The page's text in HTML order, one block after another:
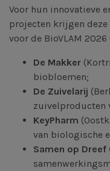
Voor hun innovatieve
projecten krijgen
voor de BioVLAM
De Makker
biobloemen;
De Zuivelarij
zuivelproducten
KeyPharm
van biologische
Samen op Dreef